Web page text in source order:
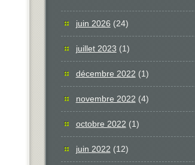
juin 2026 (24)
juillet 2023 (1)
décembre 2022 (1)
novembre 2022 (4)
octobre 2022 (1)
juin 2022 (12)